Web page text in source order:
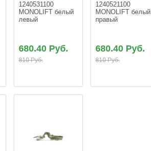
1240531100
MONOLIFT белый
левый
680.40 Руб.
810 Руб.
1240521100
MONOLIFT
правый
680.40 Руб.
810 Руб.